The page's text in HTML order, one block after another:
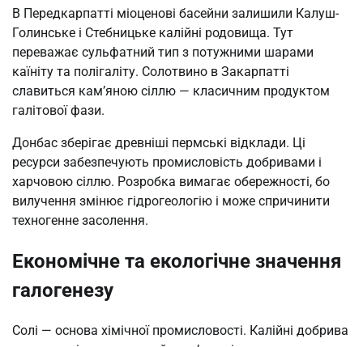
В Передкарпатті міоценові басейни залишили Калуш-
Голинське і Стебницьке калійні родовища. Тут
переважає сульфатний тип з потужними шарами
каїніту та полігаліту. Солотвино в Закарпатті
славиться кам’яною сіллю — класичним продуктом
галітової фази.
Донбас зберігає древніші пермські відклади. Ці
ресурси забезпечують промисловість добривами і
харчовою сіллю. Розробка вимагає обережності, бо
вилучення змінює гідрогеологію і може спричинити
техногенне засолення.
Економічне та екологічне значення
галогенезу
Солі — основа хімічної промисловості. Калійні добрива